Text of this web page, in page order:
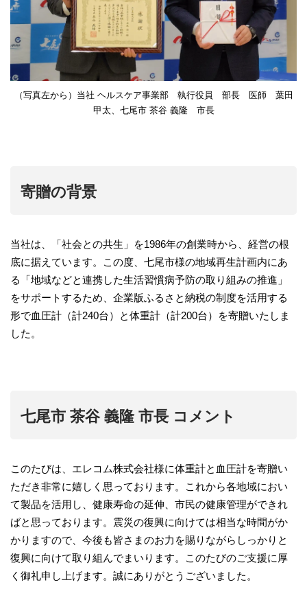
（写真左から）当社 ヘルスケア事業部 執行役員 部長 医師 葉田
甲太、七尾市 茶谷 義隆 市長
寄贈の背景
当社は、「社会との共生」を1986年の創業時から、経営の根
底に据えています。この度、七尾市様の地域再生計画内にあ
る「地域などと連携した生活習慣病予防の取り組みの推進」
をサポートするため、企業版ふるさと納税の制度を活用する
形で血圧計（計240台）と体重計（計200台）を寄贈いたしま
した。
七尾市 茶谷 義隆 市長 コメント
このたびは、エレコム株式会社様に体重計と血圧計を寄贈い
ただき非常に嬉しく思っております。これから各地域におい
て製品を活用し、健康寿命の延伸、市民の健康管理ができれ
ばと思っております。震災の復興に向けては相当な時間がか
かりますので、今後も皆さまのお力を賜りながらしっかりと
復興に向けて取り組んでまいります。このたびのご支援に厚
く御礼申し上げます。誠にありがとうございました。